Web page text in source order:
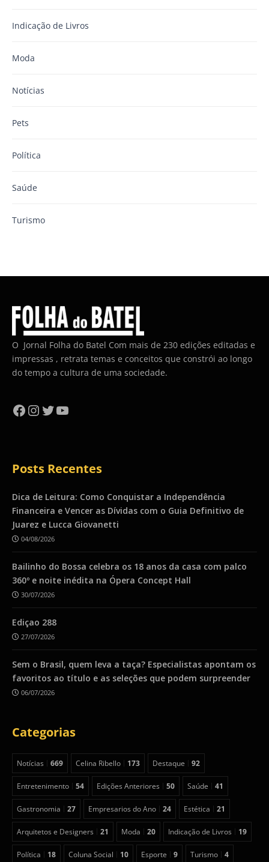
Indicação de Livros
Moda
Notícias
Pets
Política
Saúde
Turismo
O Jornal Folha do Batel Com mais de 230 edições editadas e
impressas , retrata temas e conceitos que constrói ao longo
do tempo a cultura de uma sociedade.
Facebook
Instagram
Twitter
YouTube
Posts Recentes
Dica de Leitura: Como Conquistar a Independência
Financeira e Vencer as Dívidas com o Guia Definitivo de
Juarez e Lucca Giovanetti
04/08/2026
Bailinho do Bossa celebra os 18 anos da casa com palco
360º e noite inédita na Ópera Concept Hall
30/07/2026
Ediçao 288
27/07/2026
Sem o Brasil, quem leva a taça? Especialistas apontam os
favoritos ao título e as seleções que podem surpreender
06/07/2026
Categorias
Notícias 669 Celina Ribello 173 Destaque 92
Entretenimento 54 Edições Anteriores 50 Saúde 41
Gastronomia 27 Empresarios do Ano 24 Estética 21
Arquitetos e Designers 21 Moda 20 Indicação de Livros 19
Política 18 Coluna Social 10 Esporte 9 Turismo 4